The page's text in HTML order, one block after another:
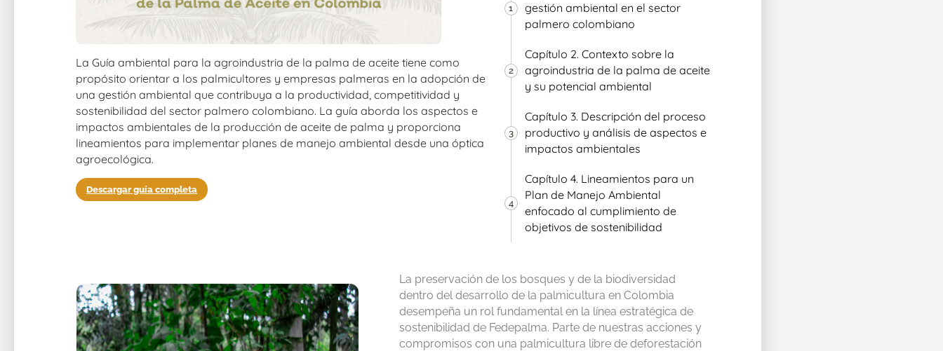
1
gestión ambiental en el sector
palmero colombiano
2
Capítulo 2. Contexto sobre la
agroindustria de la palma de aceite
y su potencial ambiental
3
Capítulo 3. Descripción del proceso
productivo y análisis de aspectos e
impactos ambientales
4
Capítulo 4. Lineamientos para un
Plan de Manejo Ambiental
enfocado al cumplimiento de
objetivos de sostenibilidad
La Guía ambiental para la agroindustria de la palma de aceite tiene como
propósito orientar a los palmicultores y empresas palmeras en la adopción de
una gestión ambiental que contribuya a la productividad, competitividad y
sostenibilidad del sector palmero colombiano. La guía aborda los aspectos e
impactos ambientales de la producción de aceite de palma y proporciona
lineamientos para implementar planes de manejo ambiental desde una óptica
agroecológica.
Descargar guía completa
La preservación de los bosques y de la biodiversidad
dentro del desarrollo de la palmicultura en Colombia
desempeña un rol fundamental en la línea estratégica de
sostenibilidad de Fedepalma. Parte de nuestras acciones y
compromisos con una palmicultura libre de deforestación